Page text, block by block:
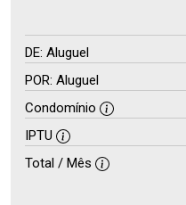
DE: Aluguel
POR: Aluguel
Condomínio
IPTU
Total / Mês